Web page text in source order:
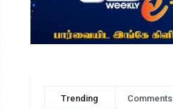
Trending Comments